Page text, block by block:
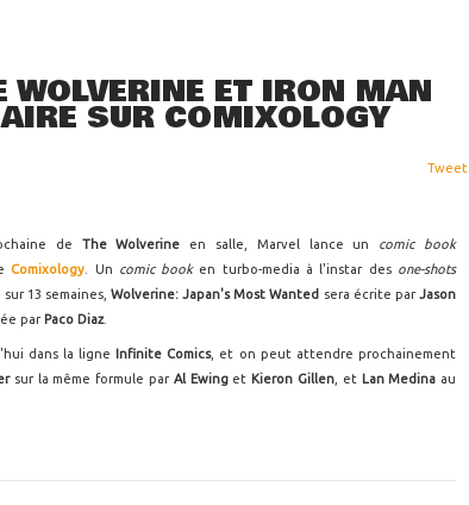
WOLVERINE ET IRON MAN
SUR COMIXOLOGY
Tweet
de The Wolverine en salle, Marvel lance un comic book
Comixology . Un comic booken turbo-media à l'instar des one-shots
sur 13 semaines,Wolverine: Japan's Most Wanted sera écrite parJason
par Paco Diaz.
dans la ligne Infinite Comics, et on peut attendre prochainement
sur la même formule par Al Ewinget Kieron Gillen, et Lan Medina au